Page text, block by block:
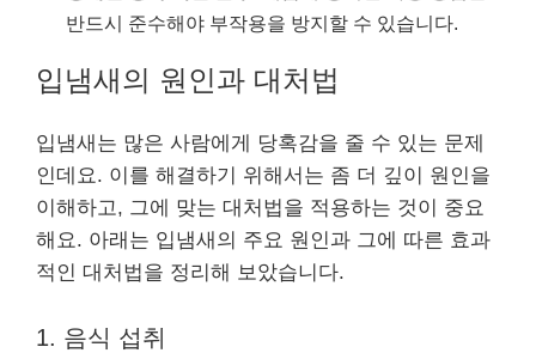
반드시 준수해야 부작용을 방지할 수 있습니다.
입냄새의 원인과 대처법
입냄새는 많은 사람에게 당혹감을 줄 수 있는 문제
인데요. 이를 해결하기 위해서는 좀 더 깊이 원인을
이해하고, 그에 맞는 대처법을 적용하는 것이 중요
해요. 아래는 입냄새의 주요 원인과 그에 따른 효과
적인 대처법을 정리해 보았습니다.
1. 음식 섭취